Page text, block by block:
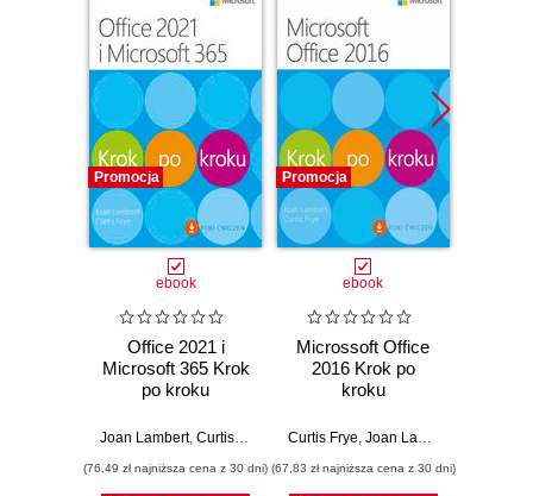
Promocja
ebook
Office 2021 i
Microsoft 365 Krok
po kroku
Joan Lambert, Curtis Frye
(76,49 zł najniższa cena z 30 dni)
Promocja
ebook
Microssoft Office
2016 Krok po
kroku
Curtis Frye Joan Lambert
(67,83 zł najniższa cena z 30 dni)